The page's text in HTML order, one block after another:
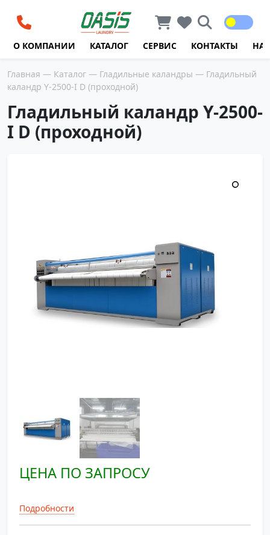
О КОМПАНИИ КАТАЛОГ СЕРВИС КОНТАКТЫ
Главная — Каталог — Гладильные каландры — Гладильный
каландр Y-2500-I D (проходной)
Гладильный каландр Y-2500-
I D (проходной)
ЦЕНА ПО ЗАПРОСУ
Подробности